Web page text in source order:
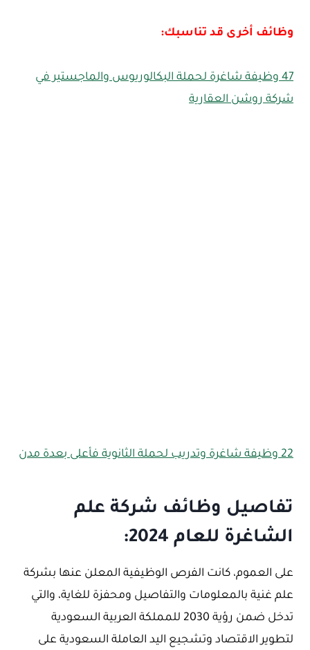
وظائف أخرى قد تناسبك:
47 وظيفة شاغرة لحملة البكالوريوس والماجستير في
شركة روشن العقارية
22 وظيفة شاغرة وتدريب لحملة الثانوية فأعلى بعدة مدن
تفاصيل وظائف شركة علم
الشاغرة للعام 2024:
على العموم، كانت الفرص الوظيفية المعلن عنها بشركة
علم غنية بالمعلومات والتفاصيل ومحفزة للغاية، والتي
تدخل ضمن رؤية 2030 للمملكة العربية السعودية
لتطوير الاقتصاد وتشجيع اليد العاملة السعودية على